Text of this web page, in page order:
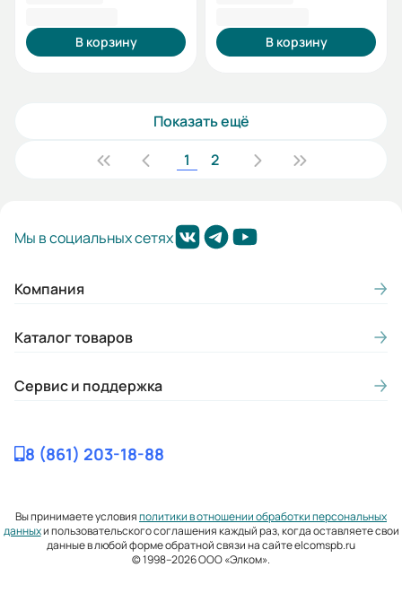
В корзину В корзину
Показать ещё
1
2
Мы в социальных сетях
Компания
Каталог товаров
Сервис и поддержка
8 (861) 203-18-88
Вы принимаете условияполитики в отношении обработки персональных
данныхи пользовательского соглашения каждый раз, когда оставляете свои
данные в любой форме обратной связи на сайте elcomspb.ru
© 1998–2026 ООО «Элком».